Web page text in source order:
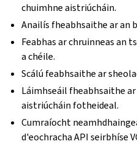
chuimhne aistriúcháin.
Anailís fheabhsaithe ar an
Feabhas ar chruinneas an
a chéile.
Scálú feabhsaithe ar
Láimhseáil fheabhsaithe
aistriúcháin fotheideal.
Cumraíocht
d'eochracha API seirbhíse